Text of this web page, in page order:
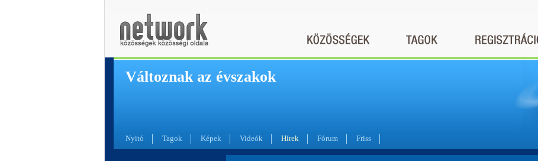
Változnak az évszakok
Nyitó Tagok Képek Videók Hírek Fórum Friss